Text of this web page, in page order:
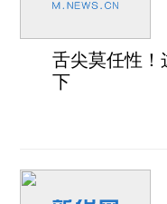
舌尖莫任性！
下